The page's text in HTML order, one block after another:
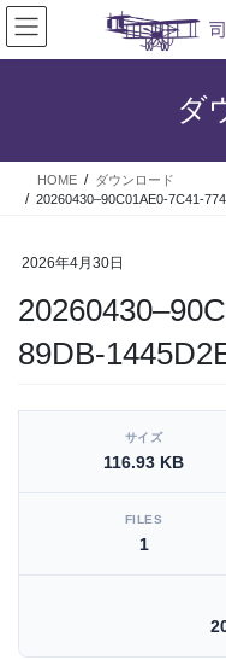
コ
ン
テ
ス
ナ
ビ
ゲ
ン
ダ
HOME
ダウンロード
20260430–90C01AE0-7C41-
2026年4月30日
89DB-
[video_player_1200x800]
サイズ
116.93 KB
FILES
1